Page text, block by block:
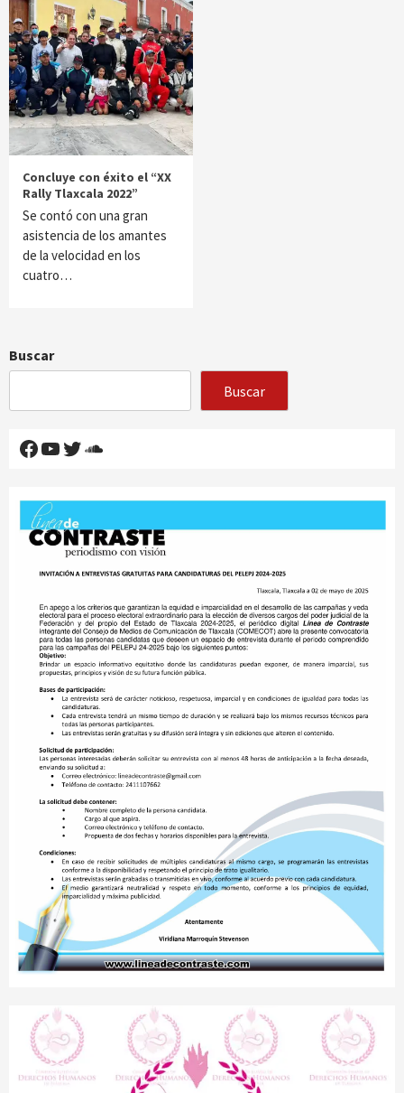
Concluye con éxito el “XX
Rally Tlaxcala 2022”
Se contó con una gran
asistencia de los amantes
de la velocidad en los
cuatro…
Buscar
Buscar
Facebook
YouTube
Twitter
SoundCloud